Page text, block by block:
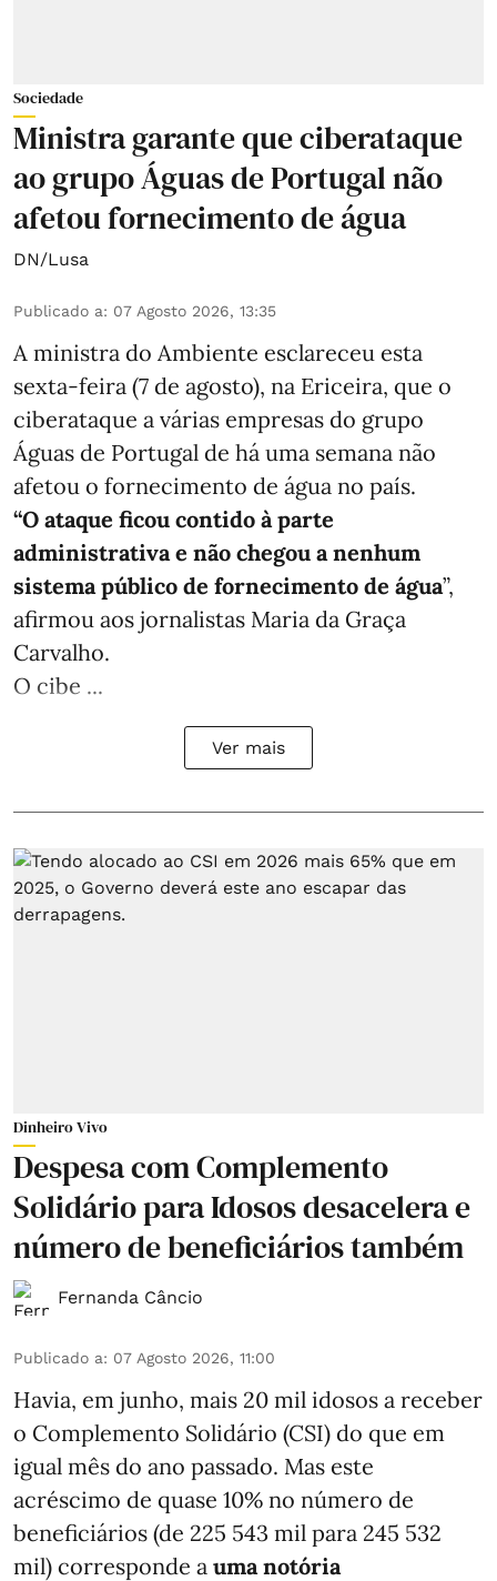
Sociedade
Ministra garante que ciberataque
ao grupo Águas de Portugal não
afetou fornecimento de água
DN/Lusa
Publicado a: 07 Agosto 2026, 13:35
A ministra do Ambiente esclareceu esta
sexta-feira (7 de agosto), na Ericeira, que o
ciberataque a várias empresas do grupo
Águas de Portugal de há uma semana não
afetou o fornecimento de água no país.
“O ataque ficou contido à parte
administrativa e não chegou a nenhum
sistema público de fornecimento de água”,
afirmou aos jornalistas Maria da Graça
Carvalho.
O cibe ...
Ver mais
Dinheiro Vivo
Despesa com Complemento
Solidário para Idosos desacelera e
número de beneficiários também
Fernanda Câncio
Publicado a: 07 Agosto 2026, 11:00
Havia, em junho, mais 20 mil idosos a receber
o Complemento Solidário (CSI) do que em
igual mês do ano passado. Mas este
acréscimo de quase 10% no número de
beneficiários (de 225 543 mil para 245 532
mil) corresponde a uma notória